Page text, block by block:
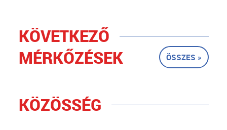
KÖVETKEZŐ
MÉRKŐZÉSEK
ÖSSZES »
KÖZÖSSÉG